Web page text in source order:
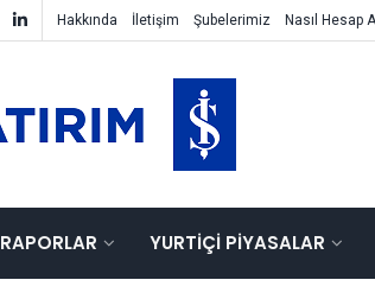
Hakkında İletişim Şubelerimiz Nasıl Hesap
YURTIÇI PIYASALAR